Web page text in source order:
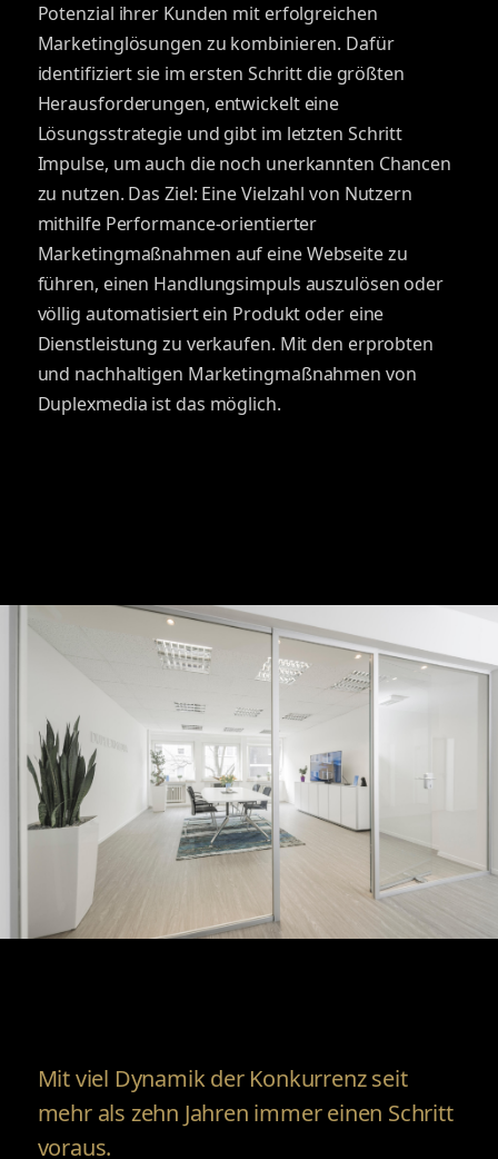
Potenzial ihrer Kunden mit erfolgreichen
Marketinglösungen zu kombinieren. Dafür
identifiziert sie im ersten Schritt die größten
Herausforderungen, entwickelt eine
Lösungsstrategie und gibt im letzten Schritt
Impulse, um auch die noch unerkannten Chancen
zu nutzen. Das Ziel: Eine Vielzahl von Nutzern
mithilfe Performance-orientierter
Marketingmaßnahmen auf eine Webseite zu
führen, einen Handlungsimpuls auszulösen oder
völlig automatisiert ein Produkt oder eine
Dienstleistung zu verkaufen. Mit den erprobten
und nachhaltigen Marketingmaßnahmen von
Duplexmedia ist das möglich.
Mit viel Dynamik der Konkurrenz seit
mehr als zehn Jahren immer einen Schritt
voraus.